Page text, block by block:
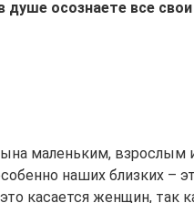
душе осознаете все
маленьким,
наших близких –
касается женщин, так